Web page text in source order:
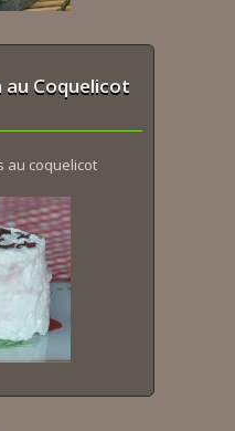
Coquelicot
au coquelicot